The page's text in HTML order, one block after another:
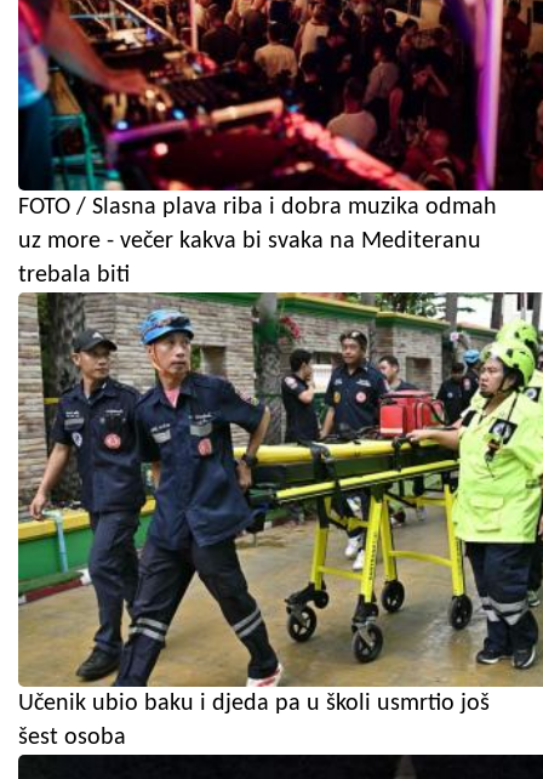
FOTO / Slasna plava riba i dobra muzika odmah
uz more - večer kakva bi svaka na Mediteranu
trebala biti
Učenik ubio baku i djeda pa u školi usmrtio još
šest osoba